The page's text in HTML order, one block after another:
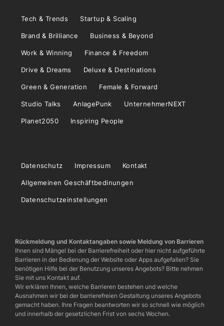
Tech & Trends Startup & Scaling
Brand & Brilliance Business & Beyond
Work & Winning Finance & Freedom
Drive & Dreams Deluxe & Destinations
Green & Generation Female & Forward
Studio Talks AnlagePunk UnternehmerNEXT
Planet2050 Inspiring People
Datenschutz Impressum Kontakt
Allgemeinen Geschäftbedinungen
Datenschutzeinstellungen
Rückmeldung und Kontaktangaben sowie Meldung von Barrieren
Ihnen sind Mängel bei der Barrierefreiheit oder hier nicht aufgeführte
Barrieren in der Bedienung der Website oder Apps aufgefallen? Sie
benötigen Hilfe bei der Benutzung unseres Angebots? Bitte nehmen
Sie mit uns Kontakt auf.
Wir erklären Ihnen, welche Barrieren bestehen und welche
Ausnahmen wir bei der barrierefreien Gestaltung unseres Angebots
gemacht haben. Ihre Fragen beantworten wir so schnell wie möglich
und innerhalb der gesetzlichen Frist von sechs Wochen.